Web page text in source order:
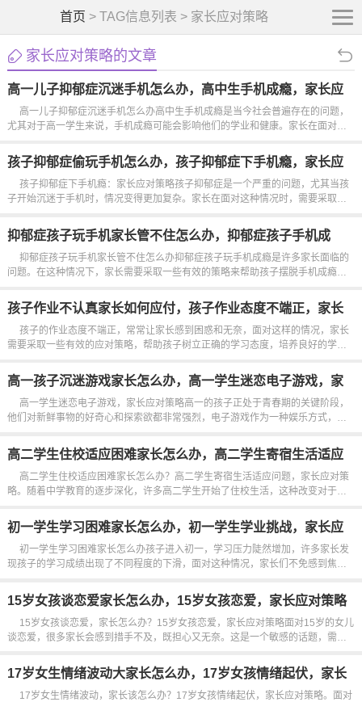
首页 > TAG信息列表 > 家长应对策略
家长应对策略的文章
高一儿子抑郁症沉迷手机怎么办，高中生手机成瘾，家长应
对策略
高一儿子抑郁症沉迷手机怎么办高中生手机成瘾是当今社会普遍存在的问题，
尤其对于高一学生来说，手机成瘾可能会影响他们的学业和健康。家长在面对孩
问题的严重性家长需要认识到孩子手机成瘾可能会导致抑郁症等心...
孩子抑郁症偷玩手机怎么办，孩子抑郁症下手机瘾，家长应
对策略
孩子抑郁症下手机瘾：家长应对策略孩子抑郁症是一个严重的问题，尤其当孩
子开始沉迷于手机时，情况变得更加复杂。家长在面对这种情况时，需要采取一
梁。倾听孩子的...
抑郁症孩子玩手机家长管不住怎么办，抑郁症孩子手机成
瘾，家长应对策略
抑郁症孩子玩手机家长管不住怎么办抑郁症孩子玩手机成瘾是许多家长面临的
问题。在这种情况下，家长需要采取一些有效的策略来帮助孩子摆脱手机成瘾的
迷于手机，倾听他们的想法和感受，可以帮助家长更好地理解孩子...
孩子作业不认真家长如何应付，孩子作业态度不端正，家长
应对策略
孩子的作业态度不端正，常常让家长感到困惑和无奈，面对这样的情况，家长
需要采取一些有效的应对策略，帮助孩子树立正确的学习态度，培养良好的学习
的看法，是否觉得作业太多，是否对某些科目感到困难，或者是否因为其他原因...
高一孩子沉迷游戏家长怎么办，高一学生迷恋电子游戏，家
长应对策略
高一学生迷恋电子游戏，家长应对策略高一的孩子正处于青春期的关键阶段，
他们对新鲜事物的好奇心和探索欲都非常强烈，电子游戏作为一种娱乐方式，吸
虑和担忧。那么，家长们该如何应对孩子的游戏成瘾呢？理解是解决问题的第...
高二学生住校适应困难家长怎么办，高二学生寄宿生活适应
问题，家长应对策略
高二学生住校适应困难家长怎么办？高二学生寄宿生活适应问题，家长应对策
略。随着中学教育的逐步深化，许多高二学生开始了住校生活，这种改变对于学
学会如何支持孩子度过这一阶段。高二学生刚开始寄宿生活时，常常会面临...
初一学生学习困难家长怎么办，初一学生学业挑战，家长应
对策略
初一学生学习困难家长怎么办孩子进入初一，学习压力陡然增加，许多家长发
现孩子的学习成绩出现了不同程度的下滑，面对这种情况，家长们不免感到焦虑
到，初一是一个过渡时期，孩子从小学进入初中，课程难度、学习方法、作息时
间等...
15岁女孩谈恋爱家长怎么办，15岁女孩恋爱，家长应对策略
15岁女孩谈恋爱，家长怎么办？15岁女孩恋爱，家长应对策略面对15岁的女儿
谈恋爱，很多家长会感到措手不及，既担心又无奈。这是一个敏感的话题，需要
理。保持冷静是非常必要的，情绪...
17岁女生情绪波动大家长怎么办，17岁女孩情绪起伏，家长
应对策略
17岁女生情绪波动，家长该怎么办？17岁女孩情绪起伏，家长应对策略。面对